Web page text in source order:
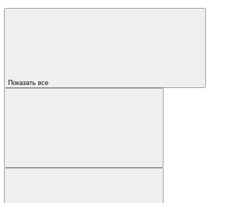
Показать все